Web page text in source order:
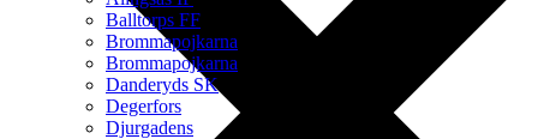
Balltorps FF
Brommapojkarna
Brommapojkarna
Danderyds SK
Degerfors
Djurgadens